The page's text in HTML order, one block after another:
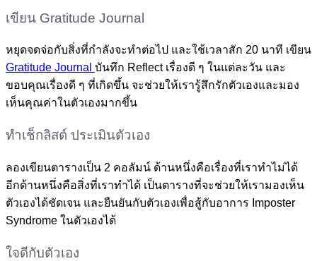
เขียน Gratitude Journal
หยุดจดจ่อกับสิ่งที่กำลังจะทำต่อไป และใช้เวลาสัก 20 นาที เขียน
Gratitude Journal บันทึก Reflect เรื่องดี ๆ ในแต่ละวัน และ
ขอบคุณเรื่องดี ๆ ที่เกิดขึ้น จะช่วยให้เรารู้สึกรักตัวเองและมอง
เห็นคุณค่าในตัวเองมากขึ้น
ทำเช็กลิสต์ ประเมินตัวเอง
ลองเขียนตารางเป็น 2 คอลัมน์ ด้านหนึ่งคือเรื่องที่เราทำไม่ได้
อีกด้านหนึ่งคือสิ่งที่เราทำได้ เป็นตารางที่จะช่วยให้เรามองเห็น
ตัวเองได้ชัดเจน และยืนยันกับตัวเองเพื่อสู้กับอาการ Imposter
Syndrome ในตัวเองได้
ใจดีกับตัวเอง